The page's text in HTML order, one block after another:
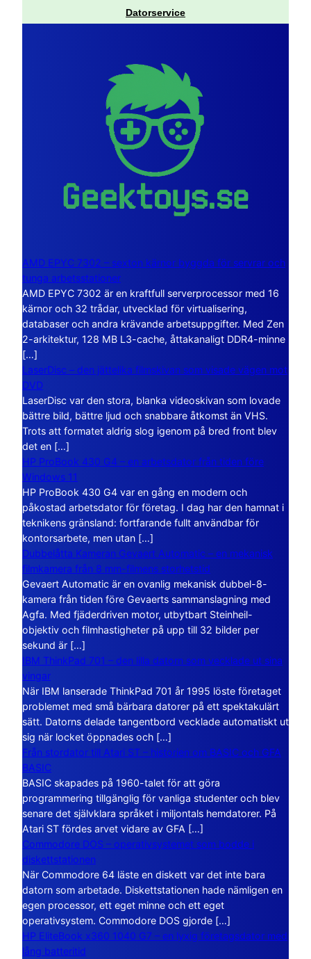
Datorservice
AMD EPYC 7302 – sexton kärnor byggda för servrar och
tunga arbetsstationer
AMD EPYC 7302 är en kraftfull serverprocessor med 16
kärnor och 32 trådar, utvecklad för virtualisering,
databaser och andra krävande arbetsuppgifter. Med Zen
2-arkitektur, 128 MB L3-cache, åttakanaligt DDR4-minne
[…]
LaserDisc – den jättelika filmskivan som visade vägen mot
DVD
LaserDisc var den stora, blanka videoskivan som lovade
bättre bild, bättre ljud och snabbare åtkomst än VHS.
Trots att formatet aldrig slog igenom på bred front blev
det en […]
HP ProBook 430 G4 – en arbetsdator från tiden före
Windows 11
HP ProBook 430 G4 var en gång en modern och
påkostad arbetsdator för företag. I dag har den hamnat i
teknikens gränsland: fortfarande fullt användbar för
kontorsarbete, men utan […]
Dubbelåtta Kameran Gevaert Automatic – en mekanisk
filmkamera från 8 mm-filmens storhetstid
Gevaert Automatic är en ovanlig mekanisk dubbel-8-
kamera från tiden före Gevaerts sammanslagning med
Agfa. Med fjäderdriven motor, utbytbart Steinheil-
objektiv och filmhastigheter på upp till 32 bilder per
sekund är […]
IBM ThinkPad 701 – den lilla datorn som vecklade ut sina
vingar
När IBM lanserade ThinkPad 701 år 1995 löste företaget
problemet med små bärbara datorer på ett spektakulärt
sätt. Datorns delade tangentbord vecklade automatiskt ut
sig när locket öppnades och […]
Från stordator till Atari ST – historien om BASIC och GFA
BASIC
BASIC skapades på 1960-talet för att göra
programmering tillgänglig för vanliga studenter och blev
senare det självklara språket i miljontals hemdatorer. På
Atari ST fördes arvet vidare av GFA […]
Commodore DOS – operativsystemet som bodde i
diskettstationen
När Commodore 64 läste en diskett var det inte bara
datorn som arbetade. Diskettstationen hade nämligen en
egen processor, ett eget minne och ett eget
operativsystem. Commodore DOS gjorde […]
HP EliteBook x360 1040 G7 – en lyxig företagsdator med
lång batteritid